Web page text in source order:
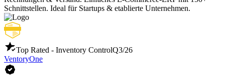
Schnittstellen. Ideal für Startups & etablierte Unternehmen.
Top Rated - Inventory ControlQ3/26
VentoryOne